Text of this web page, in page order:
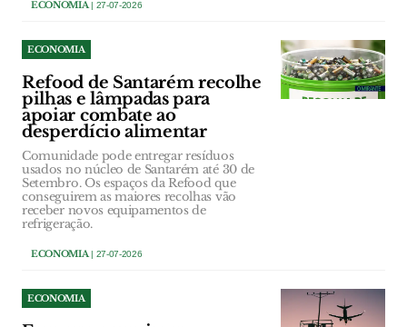
ECONOMIA| 27-07-2026
ECONOMIA
Refood de Santarém recolhe
pilhas e lâmpadas para
apoiar combate ao
desperdício alimentar
Comunidade pode entregar resíduos
usados no núcleo de Santarém até 30 de
Setembro. Os espaços da Refood que
conseguirem as maiores recolhas vão
receber novos equipamentos de
refrigeração.
ECONOMIA| 27-07-2026
ECONOMIA